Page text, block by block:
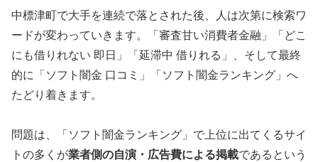
中標津町で大手を連続で落とされた後、人は次第に検索ワ
ードが変わっていきます。「審査甘い消費者金融」「どこ
にも借りれない 即日」「延滞中 借りれる」、そして最終
的に「ソフト闇金 口コミ」「ソフト闇金ランキング」へ
たどり着きます。
問題は、「ソフト闇金ランキング」で上位に出てくるサイ
トの多くが業者側の自演・広告費による掲載であるという